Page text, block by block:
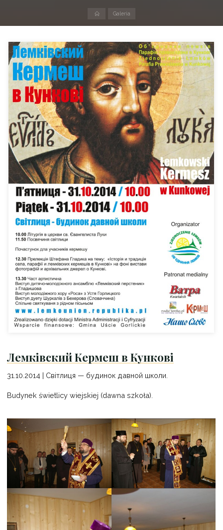
StronaGaleria
Лемківский Кермеш в Кункові
31.10.2014 | Світлиця — будинок давной школи.
Budynek świetlicy wiejskiej (dawna szkoła).